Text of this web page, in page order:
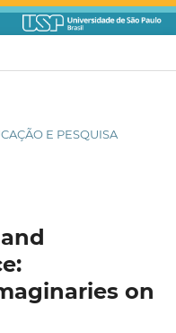
E PESQUISA
on